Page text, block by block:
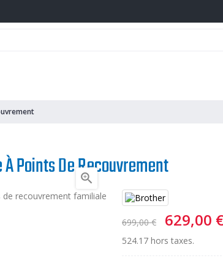
Points De Recouvrement

699,00 € 629,00
524.17 hors taxes.